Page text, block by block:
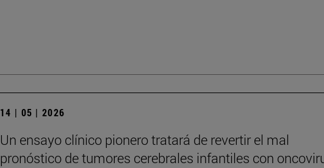
14 | 05 | 2026
Un ensayo clínico pionero tratará de revertir el mal
pronóstico de tumores cerebrales infantiles con